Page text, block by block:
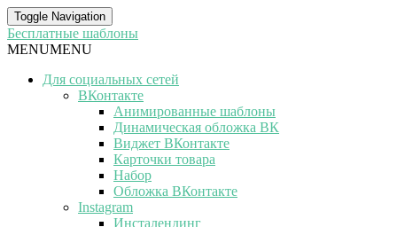
Toggle Navigation
Бесплатные шаблоны
MENUMENU
Для социальных сетей
ВКонтакте
Анимированные шаблоны
Динамическая обложка ВК
Виджет ВКонтакте
Карточки товара
Набор
Обложка ВКонтакте
Instagram
Инсталендинг